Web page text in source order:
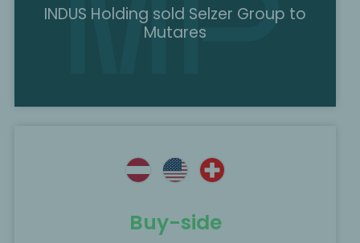
INDUS Holding sold Selzer Group to
Mutares
Buy-side